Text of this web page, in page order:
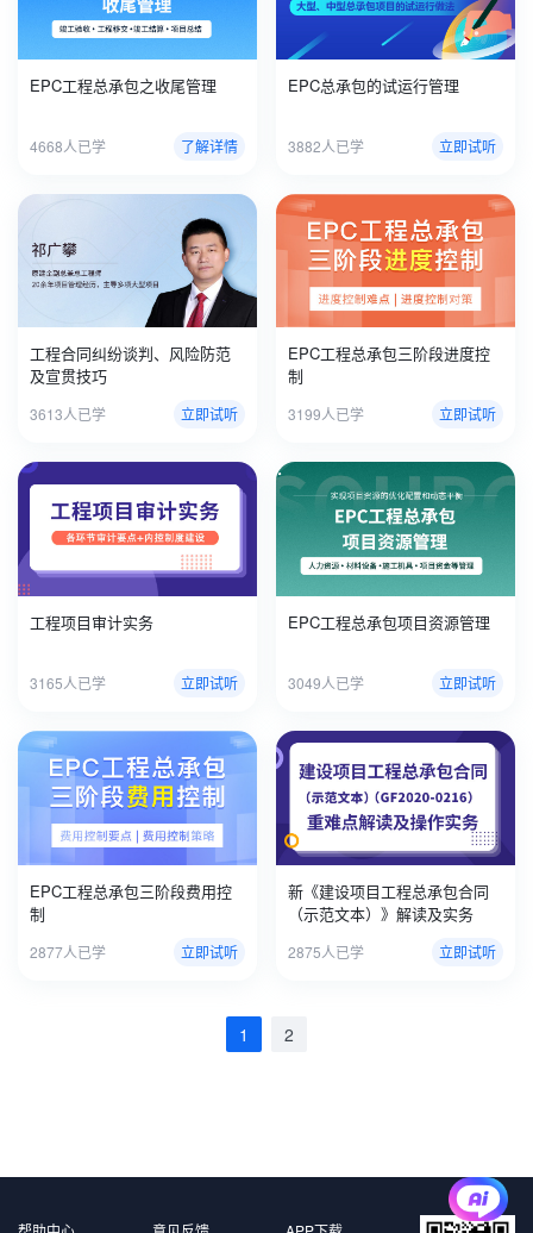
EPC工程总承包之收尾管理
4668人已学 了解详情
EPC总承包的试运行管理
3882人已学 立即试听
工程合同纠纷谈判、风险防范
及宣贯技巧
3613人已学 立即试听
EPC工程总承包三阶段进度控
制
3199人已学 立即试听
工程项目审计实务
3165人已学 立即试听
EPC工程总承包项目资源管理
3049人已学 立即试听
EPC工程总承包三阶段费用控
制
2877人已学 立即试听
新《建设项目工程总承包合同
（示范文本）》解读及实务
2875人已学 立即试听
1 2